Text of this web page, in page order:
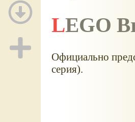
LEGO
Официально
серия).